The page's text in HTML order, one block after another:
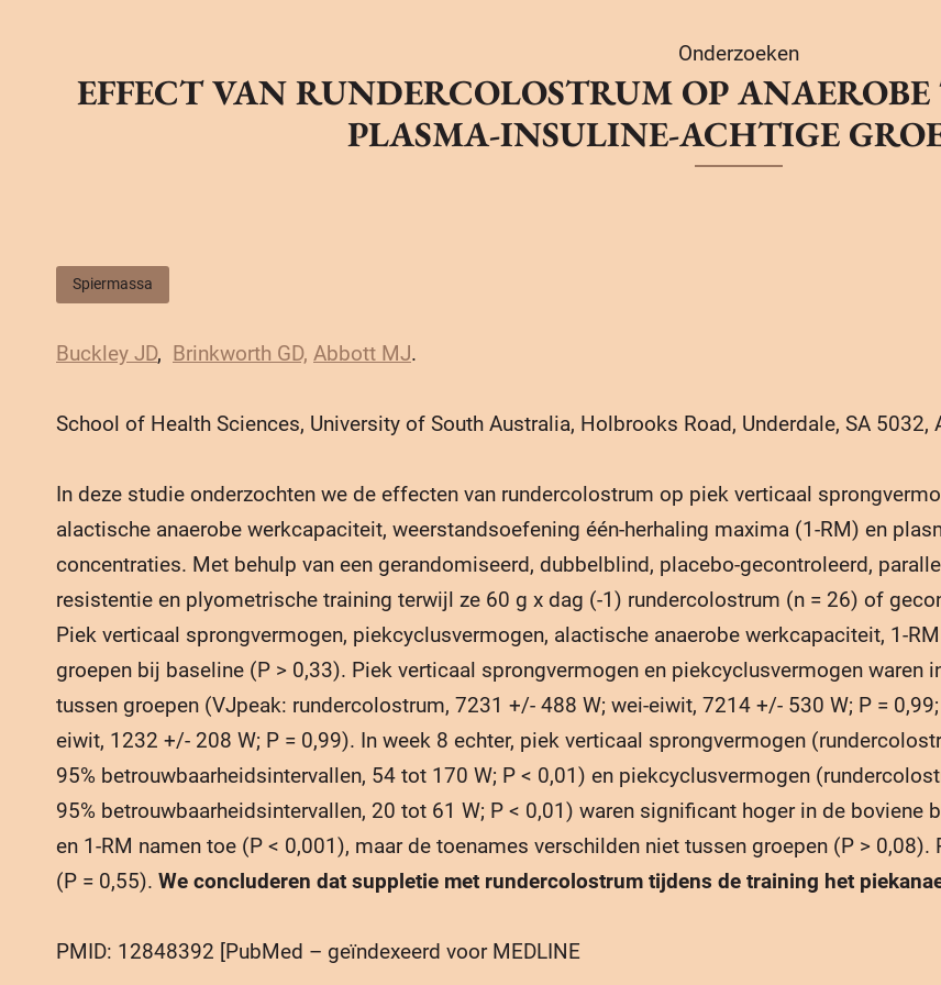
Onderzoeken
EFFECT VAN RUNDERCOLOSTRUM OP
PLASMA-INSULINE-ACHTIGE
Spiermassa
Buckley JD, Brinkworth GD, Abbott MJ.
School of Health Sciences, University of South Australia, Holbrooks Road, Underdale, SA 5032,
In deze studie onderzochten we de effecten van rundercolostrum op piek verticaal
alactische anaerobe werkcapaciteit, weerstandsoefening één-herhaling maxima (1-RM) en
concentraties. Met behulp van een gerandomiseerd, dubbelblind, placebo-gecontroleerd,
resistentie en plyometrische training terwijl ze 60 g x dag (-1) rundercolostrum (n = 26) of
Piek verticaal sprongvermogen, piekcyclusvermogen, alactische anaerobe werkcapaciteit, 1-
groepen bij baseline (P > 0,33). Piek verticaal sprongvermogen en piekcyclusvermogen
tussen groepen (VJpeak: rundercolostrum, 7231 +/- 488 W; wei-eiwit, 7214 +/- 530 W; P =
eiwit, 1232 +/- 208 W; P = 0,99). In week 8 echter, piek verticaal sprongvermogen
95% betrouwbaarheidsintervallen, 54 tot 170 W; P < 0,01) en piekcyclusvermogen
95% betrouwbaarheidsintervallen, 20 tot 61 W; P < 0,01) waren significant hoger in de
en 1-RM namen toe (P < 0,001), maar de toenames verschilden niet tussen groepen (P >
(P = 0,55). We concluderen dat suppletie met rundercolostrum tijdens de training het
PMID: 12848392 [PubMed – geïndexeerd voor MEDLINE